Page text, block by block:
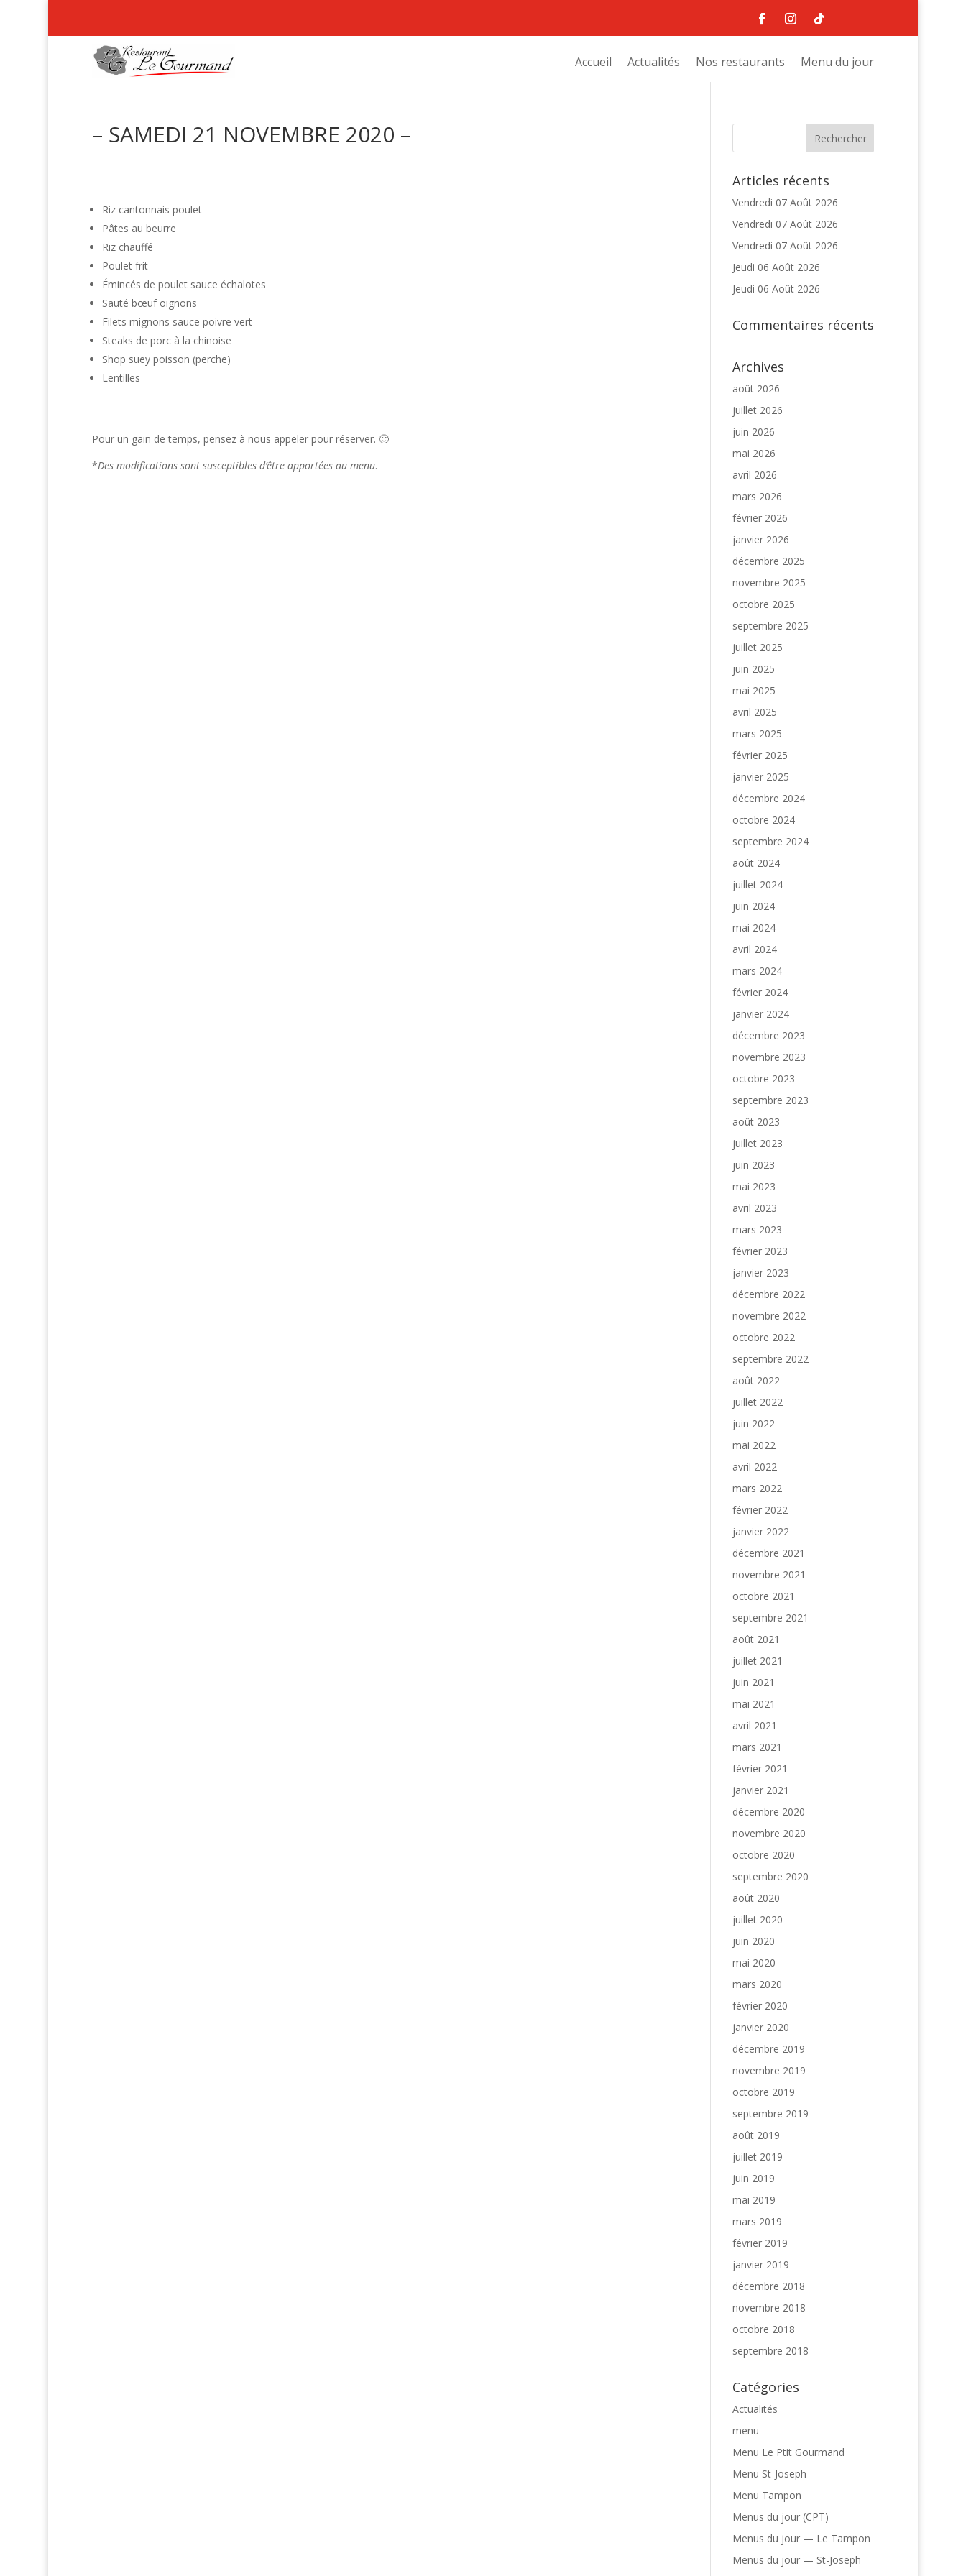
Accueil Actualités Nos restaurants Menu du jour
– SAMEDI 21 NOVEMBRE 2020 –
Riz cantonnais poulet
Pâtes au beurre
Riz chauffé
Poulet frit
Émincés de poulet sauce échalotes
Sauté bœuf oignons
Filets mignons sauce poivre vert
Steaks de porc à la chinoise
Shop suey poisson (perche)
Lentilles
Pour un gain de temps, pensez à nous appeler pour réserver. 🙂
*Des modifications sont susceptibles d’être apportées au menu.
Articles récents
Vendredi 07 Août 2026
Vendredi 07 Août 2026
Vendredi 07 Août 2026
Jeudi 06 Août 2026
Jeudi 06 Août 2026
Commentaires récents
Archives
août 2026
juillet 2026
juin 2026
mai 2026
avril 2026
mars 2026
février 2026
janvier 2026
décembre 2025
novembre 2025
octobre 2025
septembre 2025
juillet 2025
juin 2025
mai 2025
avril 2025
mars 2025
février 2025
janvier 2025
décembre 2024
octobre 2024
septembre 2024
août 2024
juillet 2024
juin 2024
mai 2024
avril 2024
mars 2024
février 2024
janvier 2024
décembre 2023
novembre 2023
octobre 2023
septembre 2023
août 2023
juillet 2023
juin 2023
mai 2023
avril 2023
mars 2023
février 2023
janvier 2023
décembre 2022
novembre 2022
octobre 2022
septembre 2022
août 2022
juillet 2022
juin 2022
mai 2022
avril 2022
mars 2022
février 2022
janvier 2022
décembre 2021
novembre 2021
octobre 2021
septembre 2021
août 2021
juillet 2021
juin 2021
mai 2021
avril 2021
mars 2021
février 2021
janvier 2021
décembre 2020
novembre 2020
octobre 2020
septembre 2020
août 2020
juillet 2020
juin 2020
mai 2020
mars 2020
février 2020
janvier 2020
décembre 2019
novembre 2019
octobre 2019
septembre 2019
août 2019
juillet 2019
juin 2019
mai 2019
mars 2019
février 2019
janvier 2019
décembre 2018
novembre 2018
octobre 2018
septembre 2018
Catégories
Actualités
menu
Menu Le Ptit Gourmand
Menu St-Joseph
Menu Tampon
Menus du jour (CPT)
Menus du jour — Le Tampon
Menus du jour — St-Joseph